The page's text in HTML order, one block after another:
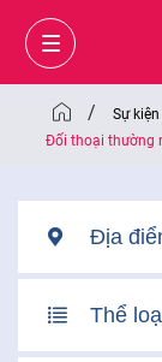
/ Sự kiện
Đối thoại thường